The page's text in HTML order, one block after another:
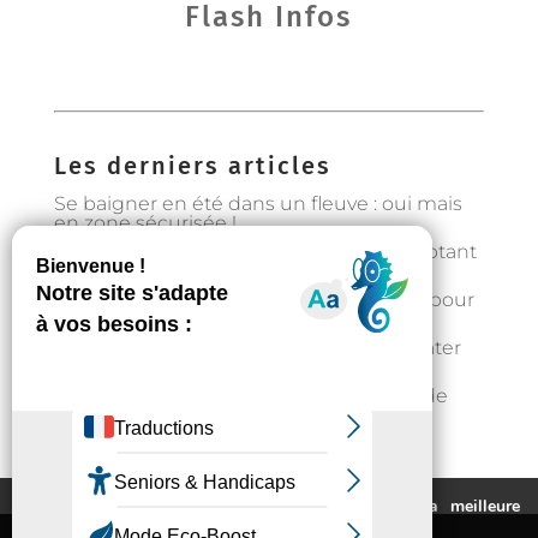
Flash Infos
Les derniers articles
Se baigner en été dans un fleuve : oui mais
en zone sécurisée !
Préservons la forêt en Occitanie en adoptant
les bons gestes
Gestion de l’eau : état d’alerte hydrique pour
les particuliers à partir du 1er août
Fortes chaleurs : rester au frais et s’hydrater
📣Enquête pour étudier l’implantation de
casier distributeurs de produits locaux à
Auzeville : votre avis nous intéresse !
Ce site utilise des cookies pour vous fournir la meilleure
expérience de navigation possible.